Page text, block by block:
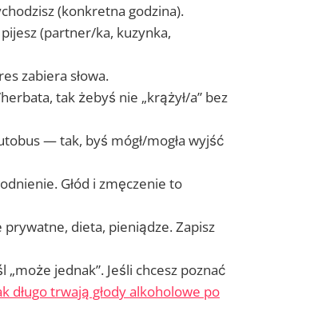
(konkretna godzina).
(partner/ka, kuzynka,
zabiera słowa.
tak żebyś nie „krążył/a” bez
— tak, byś mógł/mogła wyjść
Głód i zmęczenie to
prywatne, dieta, pieniądze. Zapisz
jednak”. Jeśli chcesz poznać
długo trwają głody alkoholowe po